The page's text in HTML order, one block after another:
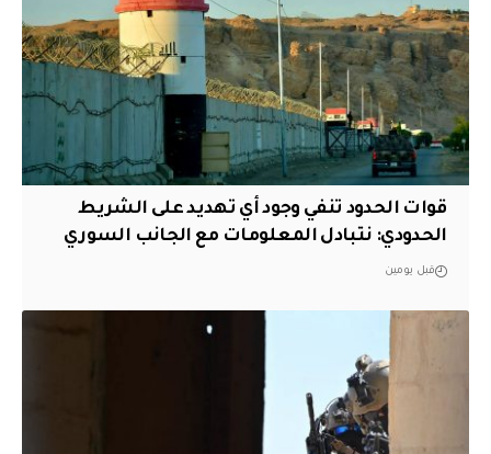
قوات الحدود تنفي وجود أي تهديد على الشريط
الحدودي: نتبادل المعلومات مع الجانب السوري
قبل يومين